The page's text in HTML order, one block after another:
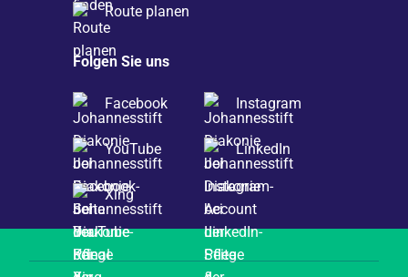
Route planen
Folgen Sie uns
Facebook Instagram
YouTube LinkedIn
Xing